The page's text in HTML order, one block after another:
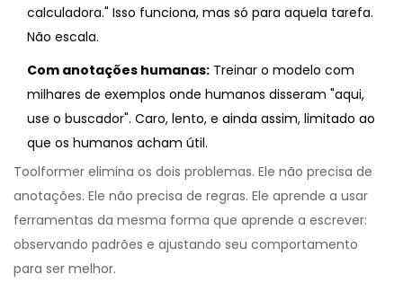
calculadora." Isso funciona, mas só para aquela tarefa.
Não escala.
Com anotações humanas: Treinar o modelo com
milhares de exemplos onde humanos disseram "aqui,
use o buscador". Caro, lento, e ainda assim, limitado ao
que os humanos acham útil.
Toolformer elimina os dois problemas. Ele não precisa de
anotações. Ele não precisa de regras. Ele aprende a usar
ferramentas da mesma forma que aprende a escrever:
observando padrões e ajustando seu comportamento
para ser melhor.